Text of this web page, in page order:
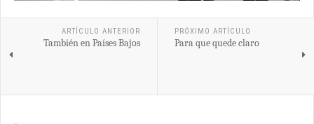
ARTÍCULO ANTERIOR
También en Países Bajos
PRÓXIMO ARTÍCULO
Para que quede claro